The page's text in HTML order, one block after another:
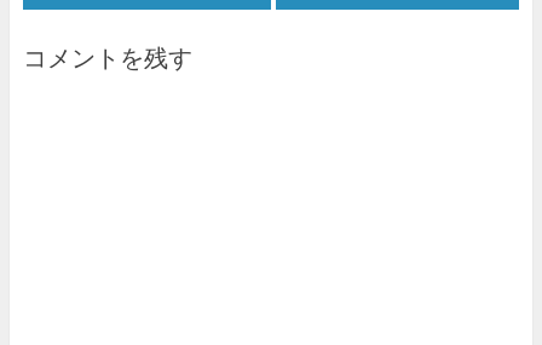
コメントを残す